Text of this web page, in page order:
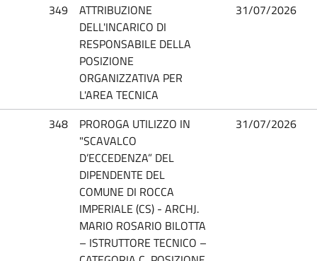
349
ATTRIBUZIONE
DELL'INCARICO DI
RESPONSABILE DELLA
POSIZIONE
ORGANIZZATIVA PER
L'AREA TECNICA
31/07/2026
348
PROROGA UTILIZZO IN
"SCAVALCO
D’ECCEDENZA” DEL
DIPENDENTE DEL
COMUNE DI ROCCA
IMPERIALE (CS) - ARCHJ.
MARIO ROSARIO BILOTTA
– ISTRUTTORE TECNICO –
31/07/2026